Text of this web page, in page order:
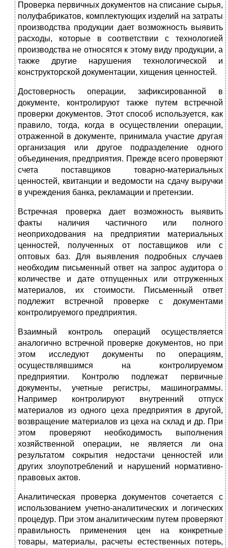
Проверка первичных документов на списание сырья,
полуфабрикатов, комплектующих изделий на затраты
производства продукции дает возможность выявить
расходы, которые в соответствии с технологией
производства не относятся к этому виду продукции, а
также другие нарушения технологической и
конструкторской документации, хищения ценностей.
Достоверность операции, зафиксированной в
документе, контролируют также путем встречной
проверки документов. Этот способ используется, как
правило, тогда, когда в осуществлении операции,
отраженной в документе, принимала участие другая
организация или другое подразделение одного
объединения, предприятия. Прежде всего проверяют
счета поставщиков товарно-материальных
ценностей, квитанции и ведомости на сдачу выручки
в учреждения банка, рекламации и претензии.
Встречная проверка дает возможность выявить
факты наличия частичного или полного
неоприходования на предприятии материальных
ценностей, полученных от поставщиков или с
оптовых баз. Для выявления подробных случаев
необходим письменный ответ на запрос аудитора о
количестве и дате отпущенных или отгруженных
материалов, их стоимости. Письменный ответ
подлежит встречной проверке с документами
контролируемого предприятия.
Взаимный контроль операций осуществляется
аналогично встречной проверке документов, но при
этом исследуют документы по операциям,
осуществлявшимся на контролируемом
предприятии. Контролю подлежат первичные
документы, учетные регистры, машинограммы.
Например контролируют внутренний отпуск
материалов из одного цеха предприятия в другой,
возвращение материалов из цеха на склад и др. При
этом проверяют необходимость выполнения
хозяйственной операции, не является ли она
результатом сокрытия недостачи ценностей или
других злоупотреблений и нарушений нормативно-
правовых актов.
Аналитическая проверка документов сочетается с
использованием учетно-аналитических и логических
процедур. При этом аналитическим путем проверяют
правильность применения цен на конкретные
товары, материалы, расчеты естественных потерь,